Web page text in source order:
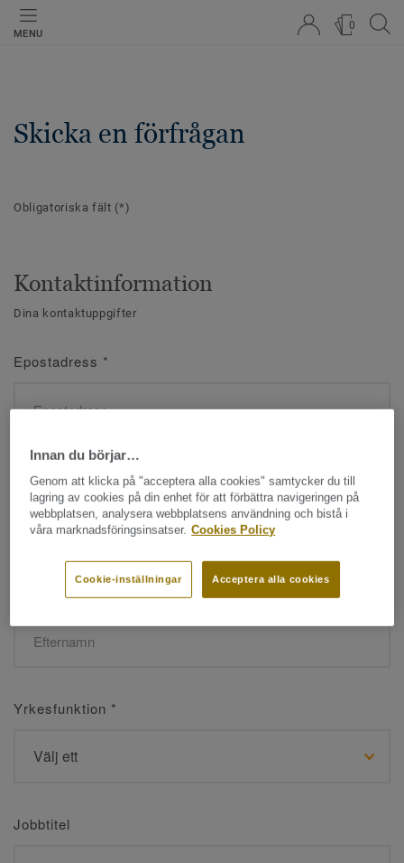
MENU
0
Skicka en förfrågan
Obligatoriska fält (*)
Kontaktinformation
Dina kontaktuppgifter
Epostadress *
Namn*
Efternamn*
Yrkesfunktion *
Jobbtitel
Innan du börjar…
Genom att klicka på "acceptera alla cookies" samtycker du till
lagring av cookies på din enhet för att förbättra navigeringen på
webbplatsen, analysera webbplatsens användning och bistå i
våra marknadsföringsinsatser. Cookies Policy
Acceptera alla cookies
Cookie-inställningar